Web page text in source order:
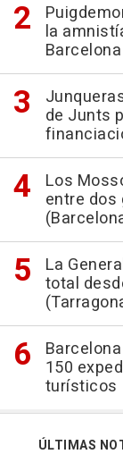
la
Barcelona
de Junts
Los
entre dos
La
total
150
turísticos
ÚLTIMAS